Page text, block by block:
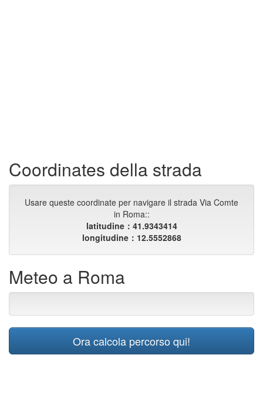
Coordinates della strada
Usare queste coordinate per navigare il strada Via Comte
in Roma::
latitudine：41.9343414
longitudine：12.5552868
Meteo a Roma
Ora calcola percorso qui!